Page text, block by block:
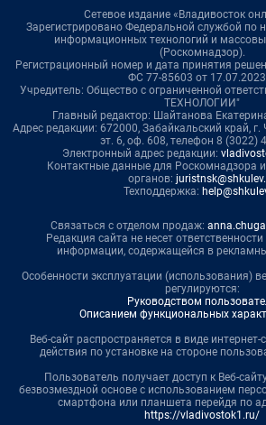
Сетевое издание «Владивосток
Зарегистрировано Федеральной службой по
информационных технологий и
(Роскомнадзор).
Регистрационный номер и дата принятия
ФС 77-85603 от 17.07.2023
Учредитель: Общество с ограниченной
ТЕХНОЛОГИИ"
Главный редактор: Шайтанова
Адрес редакции: 672000, Забайкальский край, г.
эт. 6, оф. 608, телефон 8 (3022)
Электронный адрес редакции:
Контактные данные для Роскомнадзора
органов:
Техподдержка:
Связаться с отделом продаж:
Редакция сайта не несет
информации, содержащейся в
Особенности эксплуатации (использования)
регулируются:
Руководством
Описанием функциональных
Веб-сайт распространяется в виде
действия по установке на стороне
Пользователь получает доступ к Веб-
безвозмездной основе с использованием
смартфона или планшета перейдя по
https://vladivostok1.ru/